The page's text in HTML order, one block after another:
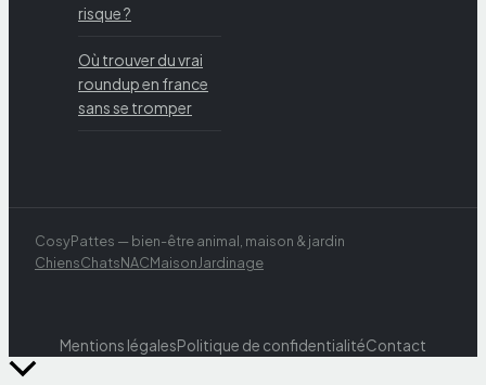
risque ?
Où trouver du vrai
roundup en france
sans se tromper
CosyPattes — bien-être animal, maison & jardin
ChiensChatsNACMaisonJardinage
Mentions légalesPolitique de confidentialitéContact